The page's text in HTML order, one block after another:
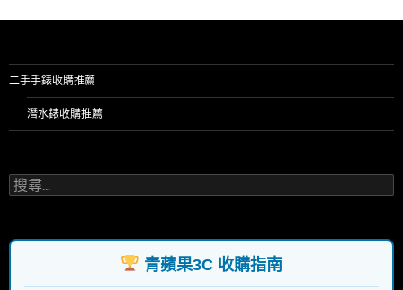
二手手錶收購推薦
潛水錶收購推薦
搜
尋
字:
青蘋果3C 收購指南